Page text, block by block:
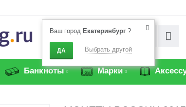
Ваш город Екатеринбург ?
ДА Выбрать другой
Банкноты Марки